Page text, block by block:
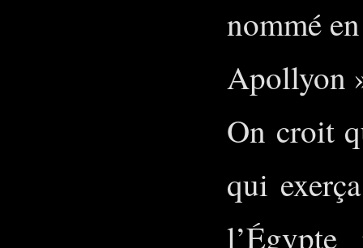
nommé
Apollyon
On croit
qui